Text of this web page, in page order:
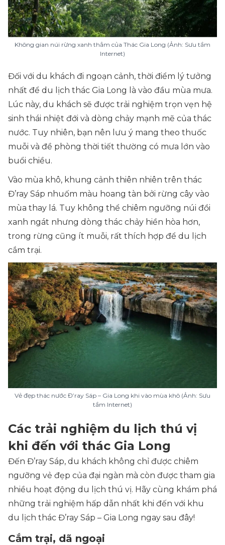
Không gian núi rừng xanh thẳm của Thác Gia Long (Ảnh: Sưu tầm
Internet)
Đối với du khách đi ngoạn cảnh, thời điểm lý tưởng
nhất để du lịch thác Gia Long là vào đầu mùa mưa.
Lúc này, du khách sẽ được trải nghiệm trọn vẹn hệ
sinh thái nhiệt đới và dòng chảy mạnh mẽ của thác
nước. Tuy nhiên, bạn nên lưu ý mang theo thuốc
muỗi và đề phòng thời tiết thường có mưa lớn vào
buổi chiều.
Vào mùa khô, khung cảnh thiên nhiên trên thác
Đ’ray Sáp nhuốm màu hoang tàn bởi rừng cây vào
mùa thay lá. Tuy không thể chiêm ngưỡng núi đồi
xanh ngát nhưng dòng thác chảy hiền hòa hơn,
trong rừng cũng ít muỗi, rất thích hợp để du lịch
cắm trại.
Vẻ đẹp thác nước Đ’ray Sáp – Gia Long khi vào mùa khô (Ảnh: Sưu
tầm Internet)
Các trải nghiệm du lịch thú vị
khi đến với thác Gia Long
Đến Đ’ray Sáp, du khách không chỉ được chiêm
ngưỡng vẻ đẹp của đại ngàn mà còn được tham gia
nhiều hoạt động du lịch thú vị. Hãy cùng khám phá
những trải nghiệm hấp dẫn nhất khi đến với khu
du lịch thác Đ’ray Sáp – Gia Long ngay sau đây!
Cắm trại, dã ngoại